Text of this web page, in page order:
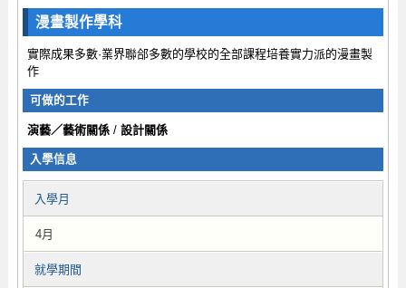
漫畫製作學科
實際成果多數·業界聯郃多數的學校的全部課程培養實力派的漫畫製
作
可做的工作
演藝／藝術關係/ 設計關係
入學信息
入學月
4月
就學期間